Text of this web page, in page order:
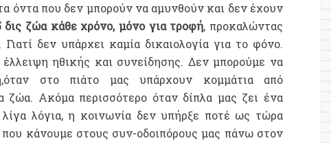
όντα που δεν μπορούν να αμυνθούν και δεν έχουν
ζώα κάθε χρόνο, μόνο για τροφή, προκαλώντας
δεν υπάρχει καμία δικαιολογία για το φόνο.
ηθικής και συνείδησης. Δεν μπορούμε να
στο πιάτο μας υπάρχουν κομμάτια από
ζώα. Ακόμα περισσότερο όταν δίπλα μας ζει ένα
λόγια, η κοινωνία δεν υπήρξε ποτέ ως τώρα
που κάνουμε στους συν-οδοιπόρους μας πάνω στον